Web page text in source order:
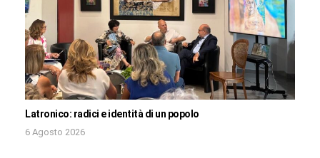
Latronico: radici e identità di un popolo
6 Agosto 2026